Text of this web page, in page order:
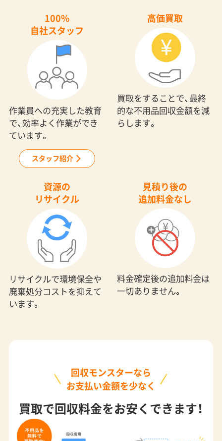
100%
自社スタッフ
作業員への充実した教育
で、効率よく作業ができ
ています。
スタッフ紹介
高価買取
買取をすることで、最終
的な不用品回収金額を減
らします。
資源の
リサイクル
リサイクルで環境保全や
廃棄処分コストを抑えて
います。
見積り後の
追加料金なし
料金確定後の追加料金は
一切ありません。
回収モンスターなら
お支払い金額を少なく
買取で回収料金をお安くできます！